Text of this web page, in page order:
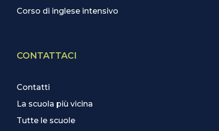
Corso di inglese intensivo
CONTATTACI
Contatti
La scuola più vicina
Tutte le scuole